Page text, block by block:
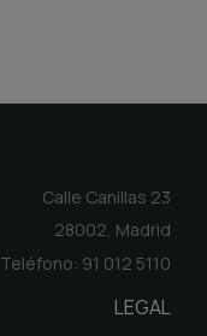
Calle Canillas 23
28002, Madrid
Teléfono: 91 012 5110
LEGAL